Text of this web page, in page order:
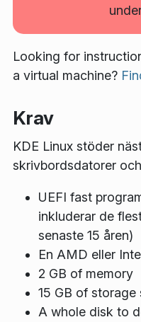
Looking for
a virtual machine?
Krav
KDE Linux stöder
skrivbordsdatorer
UEFI fast
inkluderar de
senaste 15 åren)
En AMD eller
2 GB of memory
15 GB of storage
A whole disk to